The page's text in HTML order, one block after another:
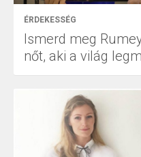
ÉRDEKESSÉG
Ismerd meg
nőt, aki a világ